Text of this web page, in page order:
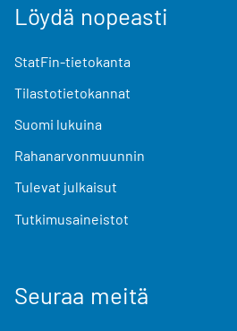
Löydä nopeasti
StatFin-tietokanta
Tilastotietokannat
Suomi lukuina
Rahanarvonmuunnin
Tulevat julkaisut
Tutkimusaineistot
Seuraa meitä